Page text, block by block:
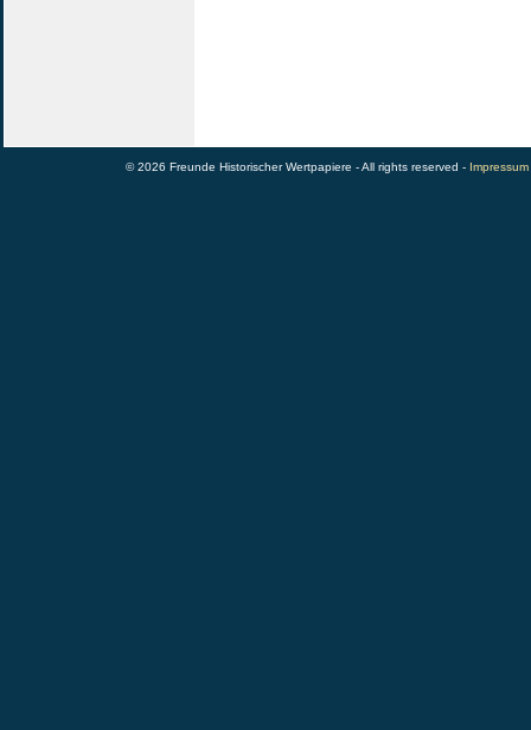
© 2026 Freunde Historischer Wertpapiere - All rights reserved - Impressum